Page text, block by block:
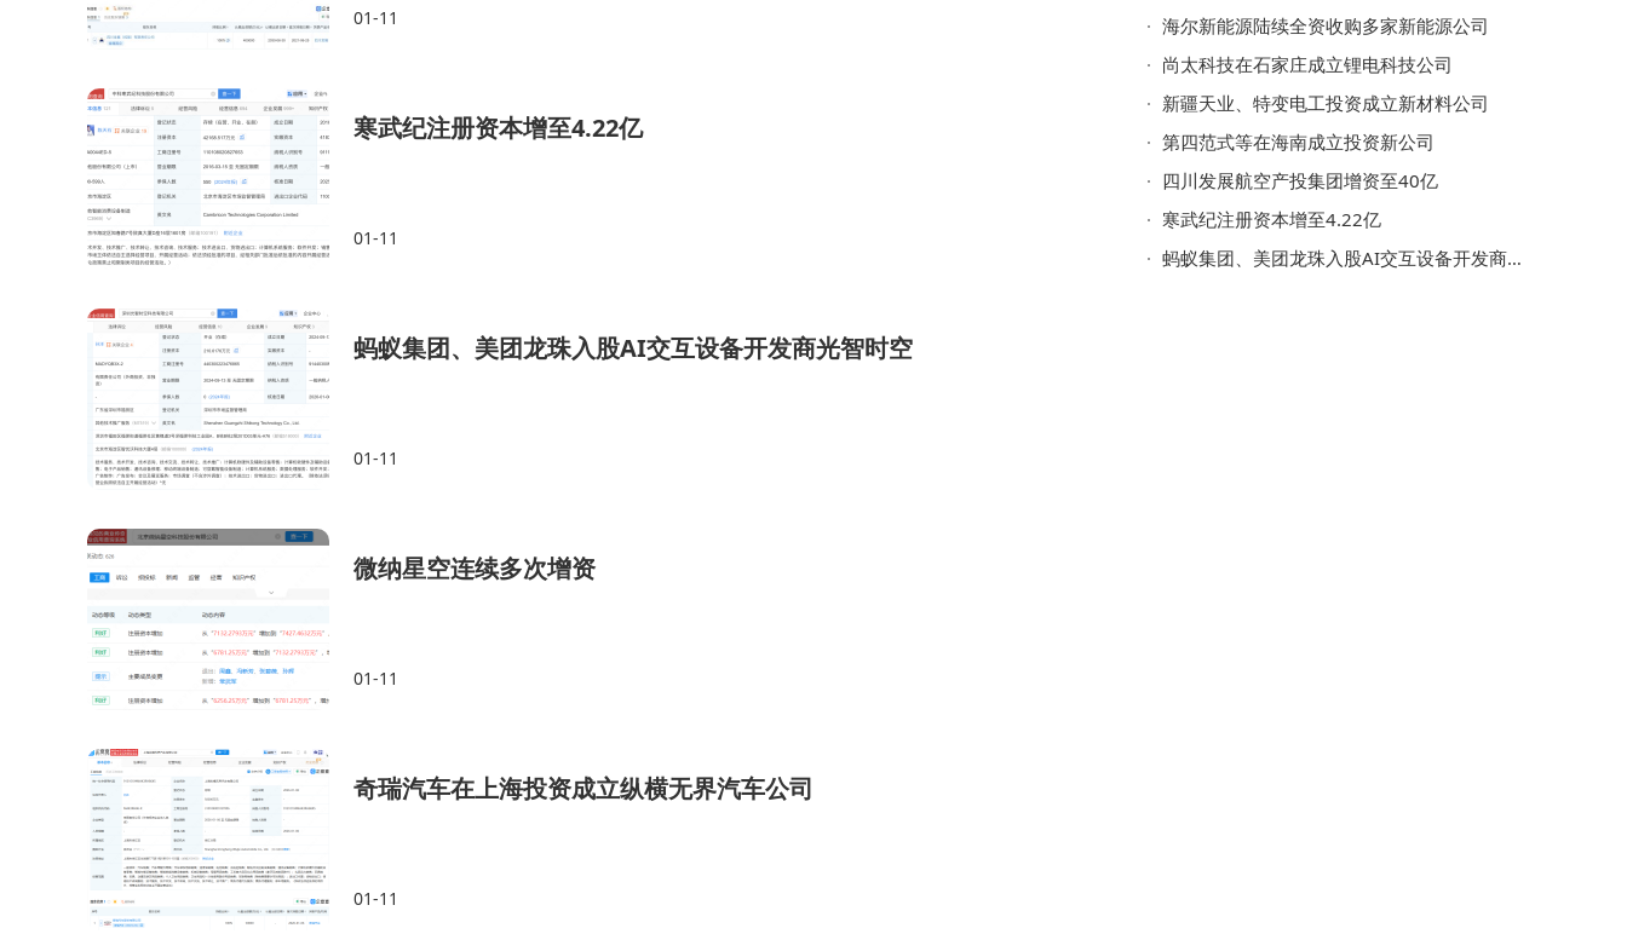
01-11
寒武纪注册资本增至4.22亿
01-11
蚂蚁集团、美团龙珠入股AI交互设备开发商光智时空
01-11
微纳星空连续多次增资
01-11
奇瑞汽车在上海投资成立纵横无界汽车公司
01-11
海尔新能源陆续全资收购多家新能源公司
尚太科技在石家庄成立锂电科技公司
新疆天业、特变电工投资成立新材料公司
第四范式等在海南成立投资新公司
四川发展航空产投集团增资至40亿
寒武纪注册资本增至4.22亿
蚂蚁集团、美团龙珠入股AI交互设备开发商光智时空